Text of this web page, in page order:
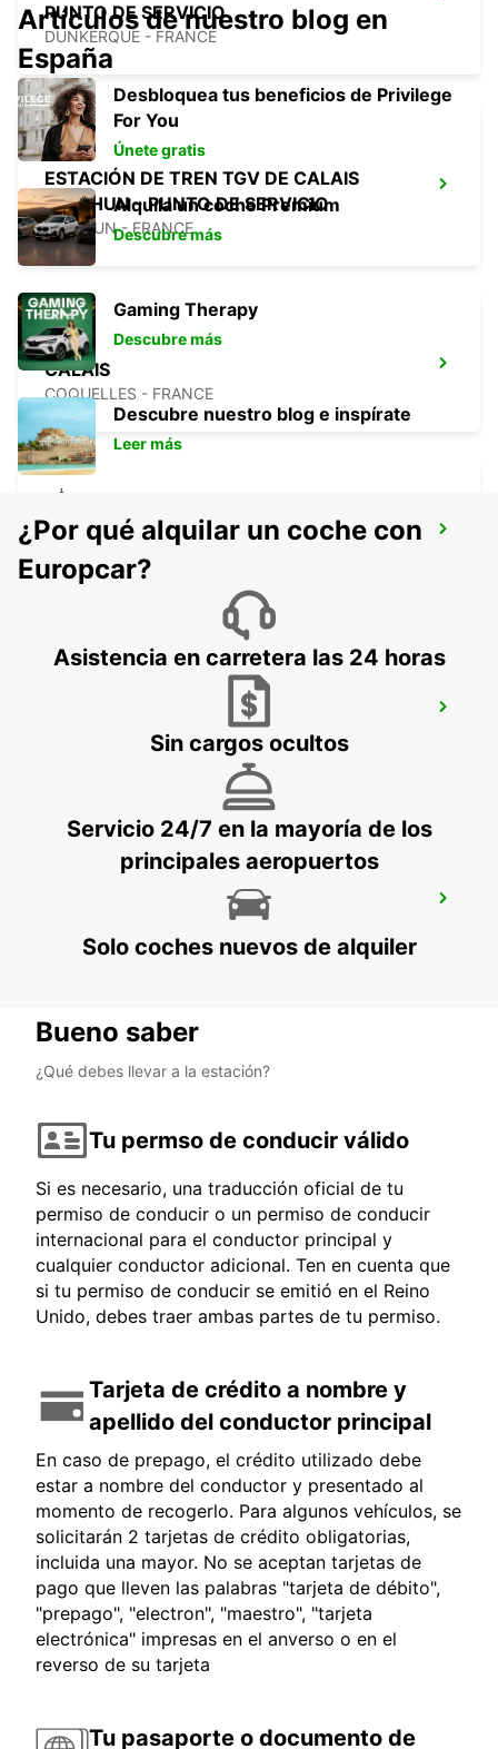
PUNTO DE SERVICIO
DUNKERQUE - FRANCE
ESTACIÓN DE TREN TGV DE CALAIS
FRETHUN - PUNTO DE SERVICIO
FRETHUN - FRANCE
CALAIS
COQUELLES - FRANCE
BOULOGNE-SUR-MER
BOULOGNE SUR MER - FRANCE
ESTACIÓN DE TREN DE BOULOGNE-
SUR-MER - PUNTO DE SERVICIO
BOULOGNE SUR MER - FRANCE
ESTACIÓN DE TREN DE ETAPLES LE
TOUQUET - PUNTO DE SERVICIO
ETAPLES - FRANCE
Artículos de nuestro blog en
España
Desbloquea tus beneficios de Privilege
For You
Únete gratis
Alquila un coche Premium
Descubre más
Gaming Therapy
Descubre más
Descubre nuestro blog e inspírate
Leer más
¿Por qué alquilar un coche con
Europcar?
Asistencia en carretera las 24 horas
Sin cargos ocultos
Servicio 24/7 en la mayoría de los
principales aeropuertos
Solo coches nuevos de alquiler
Bueno saber
¿Qué debes llevar a la estación?
Tu permso de conducir válido
Si es necesario, una traducción oficial de tu
permiso de conducir o un permiso de conducir
internacional para el conductor principal y
cualquier conductor adicional. Ten en cuenta que
si tu permiso de conducir se emitió en el Reino
Unido, debes traer ambas partes de tu permiso.
Tarjeta de crédito a nombre y
apellido del conductor principal
En caso de prepago, el crédito utilizado debe
estar a nombre del conductor y presentado al
momento de recogerlo. Para algunos vehículos, se
solicitarán 2 tarjetas de crédito obligatorias,
incluida una mayor. No se aceptan tarjetas de
pago que lleven las palabras "tarjeta de débito",
"prepago", "electron", "maestro", "tarjeta
electrónica" impresas en el anverso o en el
reverso de su tarjeta
Tu pasaporte o documento de